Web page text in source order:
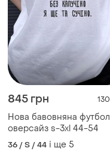
845 грн 130
Нова бавовняна
оверсайз s-3xl 44-54
36 / S / 44 і ще 5